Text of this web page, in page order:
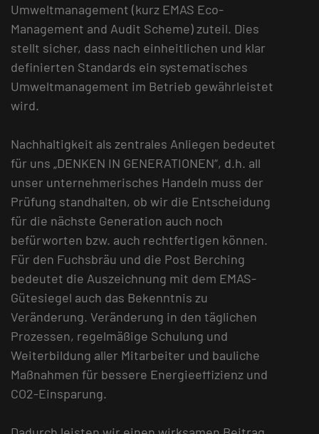
Umweltmanagement (kurz EMAS Eco-
Management and Audit Scheme) zuteil. Dies
stellt sicher, dass nach einheitlichen und klar
definierten Standards ein systematisches
Umweltmanagement im Betrieb gewährleistet
wird.
Nachhaltigkeit als zentrales Anliegen bedeutet
für uns „DENKEN IN GENERATIONEN“, d.h. all
unser unternehmerisches Handeln muss der
Prüfung standhalten, ob wir die Entscheidung
für die nächste Generation auch noch
befürworten bzw. auch rechtfertigen können.
Für den Fuchsbräu und die Post Berching
bedeutet die Auszeichnung mit dem EMAS-
Gütesiegel auch das Bekenntnis zu
Veränderung. Veränderung in den täglichen
Prozessen, regelmäßige Schulung und
Weiterbildung aller Mitarbeiter und bauliche
Maßnahmen für bessere Energieeffizienz und
CO2-Einsparung.